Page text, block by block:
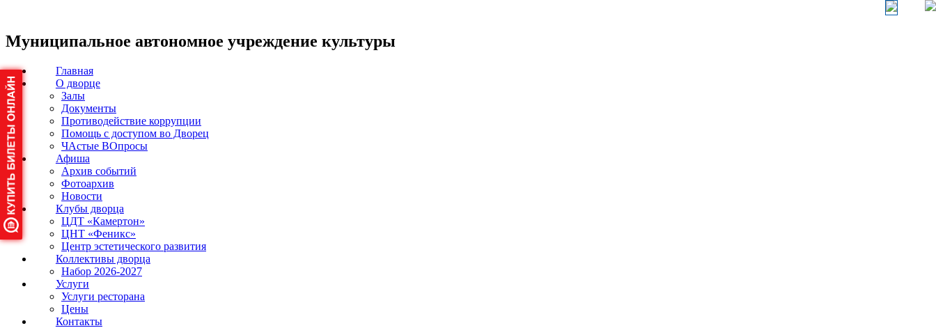
Муниципальное автономное учреждение культуры
Главная
О дворце
Залы
Документы
Противодействие коррупции
Помощь с доступом во Дворец
ЧАстые ВОпросы
Афиша
Архив событий
Фотоархив
Новости
Клубы дворца
ЦДТ «Камертон»
ЦНТ «Феникс»
Центр эстетического развития
Коллективы дворца
Набор 2026-2027
Услуги
Услуги ресторана
Цены
Контакты